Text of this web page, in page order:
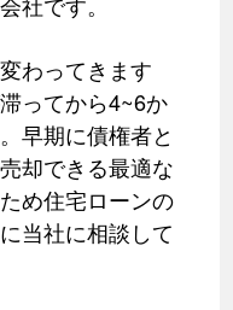
わってきます
ってから4~6か
早期に債権者と
却できる最適な
め住宅ローンの
当社に相談して